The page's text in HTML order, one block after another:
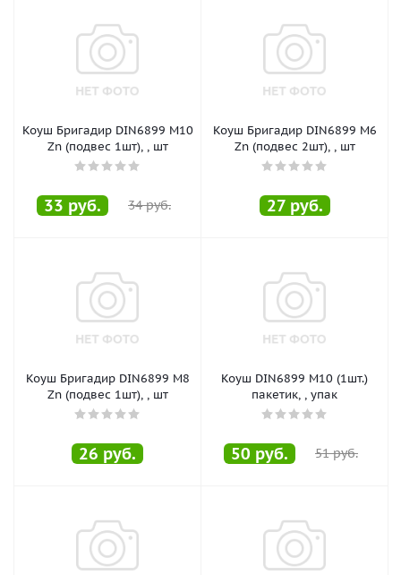
Коуш Бригадир DIN6899 M10
Zn (подвес 1шт), , шт
33 руб. 34руб.
Коуш Бригадир DIN6899 M6
Zn (подвес 2шт), , шт
27руб.
Коуш Бригадир DIN6899 M8
Zn (подвес 1шт), , шт
26 руб.
Коуш DIN6899 M10 (1шт.)
пакетик, , упак
50 руб. 51руб.